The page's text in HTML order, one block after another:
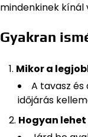
mindenkinek kínál
Gyakran
Mikor a
A tavasz és
időjárás
Hogyan